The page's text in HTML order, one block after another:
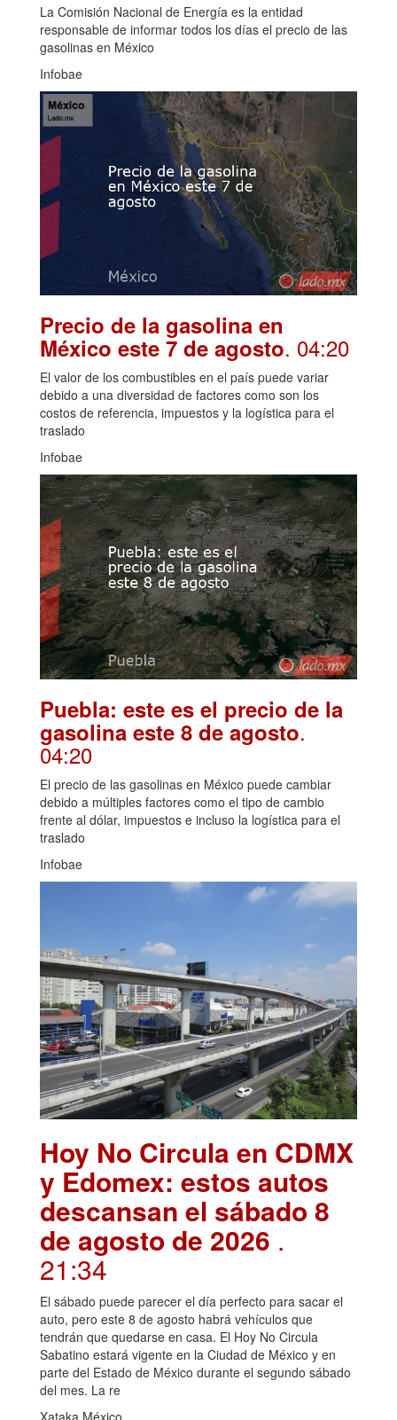
La Comisión Nacional de Energía es la entidad
responsable de informar todos los días el precio de las
gasolinas en México
Infobae
Precio de la gasolina en
México este 7 de agosto. 04:20
El valor de los combustibles en el país puede variar
debido a una diversidad de factores como son los
costos de referencia, impuestos y la logística para el
traslado
Infobae
Puebla: este es el precio de la
gasolina este 8 de agosto.
04:20
El precio de las gasolinas en México puede cambiar
debido a múltiples factores como el tipo de cambio
frente al dólar, impuestos e incluso la logística para el
traslado
Infobae
Hoy No Circula en CDMX
y Edomex: estos autos
descansan el sábado 8
de agosto de 2026 .
21:34
El sábado puede parecer el día perfecto para sacar el
auto, pero este 8 de agosto habrá vehículos que
tendrán que quedarse en casa. El Hoy No Circula
Sabatino estará vigente en la Ciudad de México y en
parte del Estado de México durante el segundo sábado
del mes. La re